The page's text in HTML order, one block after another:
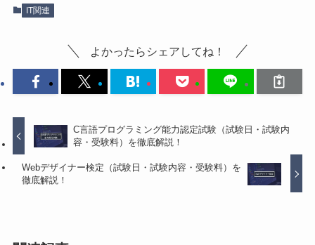
IT関連
よかったらシェアしてね！
C言語プログラミング能力認定試験（試験日・試験内
容・受験料）を徹底解説！
Webデザイナー検定（試験日・試験内容・受験料）を
徹底解説！